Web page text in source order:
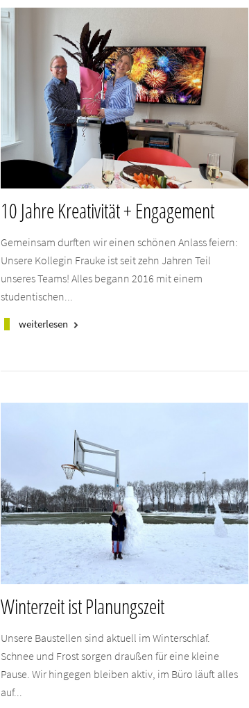
10 Jahre Kreativität + Engagement
Gemeinsam durften wir einen schönen Anlass feiern:
Unsere Kollegin Frauke ist seit zehn Jahren Teil
unseres Teams! Alles begann 2016 mit einem
studentischen...
weiterlesen keyboard_arrow_right
Winterzeit ist Planungszeit
Unsere Baustellen sind aktuell im Winterschlaf.
Schnee und Frost sorgen draußen für eine kleine
Pause. Wir hingegen bleiben aktiv, im Büro läuft alles
auf...